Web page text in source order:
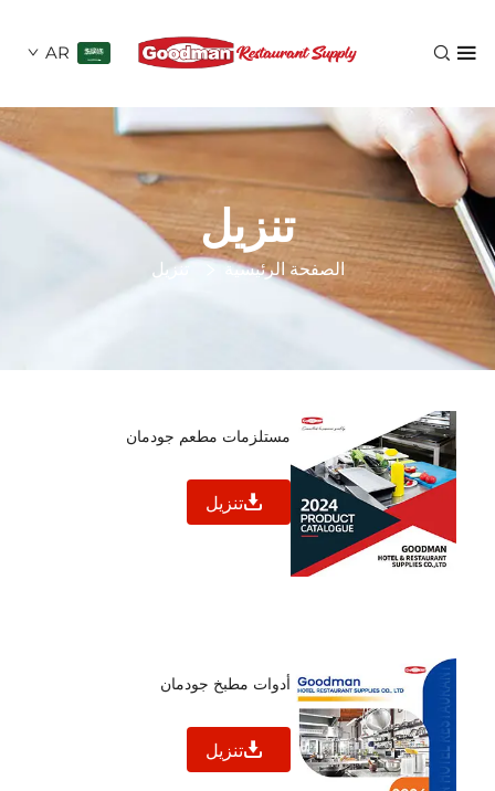
AR
تنزيل
الصفحة الرئيسية تنزيل
مستلزمات مطعم جودمان
تنزيل
أدوات مطبخ جودمان
تنزيل